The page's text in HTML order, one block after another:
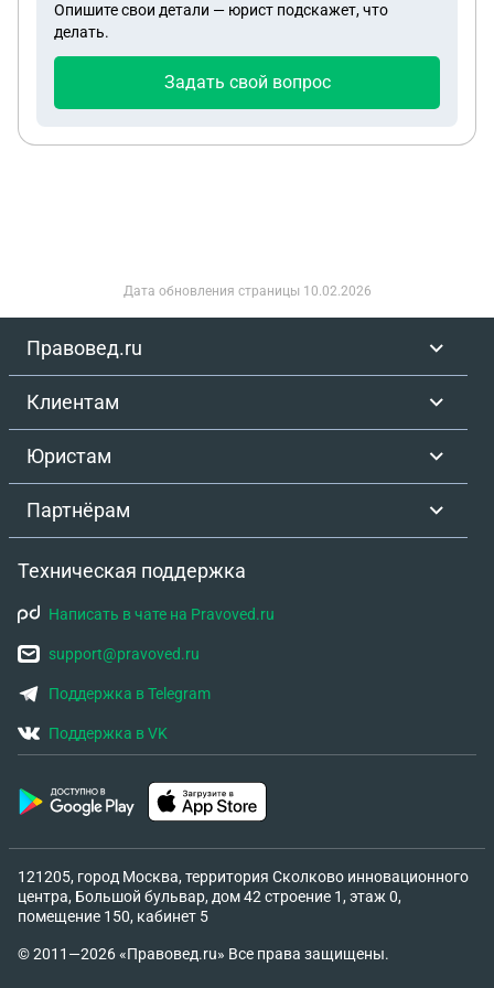
Опишите свои детали — юрист подскажет, что
делать.
Задать свой вопрос
Дата обновления страницы 10.02.2026
Правовед.ru
Клиентам
Юристам
Партнёрам
Техническая поддержка
Написать в чате на Pravoved.ru
support@pravoved.ru
Поддержка в Telegram
Поддержка в VK
121205, город Москва, территория Сколково инновационного
центра, Большой бульвар, дом 42 строение 1, этаж 0,
помещение 150, кабинет 5
© 2011—2026 «Правовед.ru» Все права защищены.